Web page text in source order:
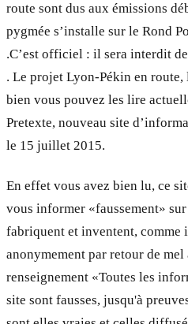
route sont dus aux émissions
pygmée s’installe sur le Rond
.C’est officiel : il sera interdit
. Le projet Lyon-Pékin en
bien vous pouvez les lire
Pretexte, nouveau site
le 15 juillet 2015.
En effet vous avez bien lu, ce
vous informer «faussement»
fabriquent et inventent, comme
anonymement par retour de mel
renseignement «Toutes les
site sont fausses, jusqu'à